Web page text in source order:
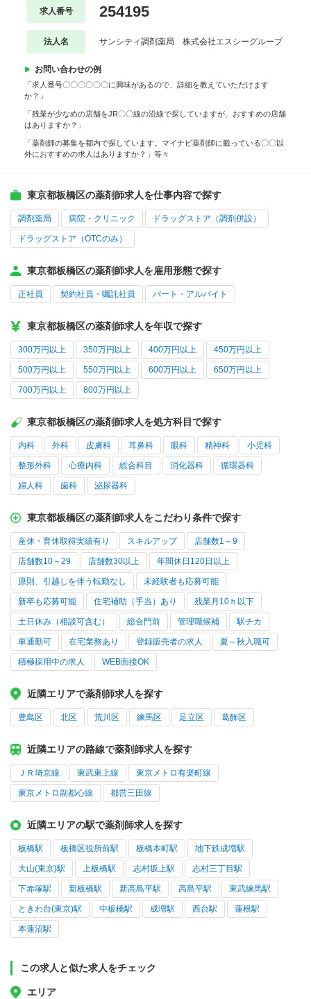
求人番号 254195
法人名 サンシティ調剤薬局 株式会社エスシーグループ
お問い合わせの例
「求人番号〇〇〇〇〇〇に興味があるので、詳細を教えていただけます
か？」
「残業が少なめの店舗をJR〇〇線の沿線で探していますが、おすすめの店舗
はありますか？」
「薬剤師の募集を都内で探しています。マイナビ薬剤師に載っている〇〇以
外におすすめの求人はありますか？」等々
東京都板橋区の薬剤師求人を仕事内容で探す
調剤薬局 病院・クリニック ドラッグストア（調剤併設）
ドラッグストア（OTCのみ）
東京都板橋区の薬剤師求人を雇用形態で探す
正社員 契約社員・嘱託社員 パート・アルバイト
東京都板橋区の薬剤師求人を年収で探す
300万円以上 350万円以上 400万円以上 450万円以上
500万円以上 550万円以上 600万円以上 650万円以上
700万円以上 800万円以上
東京都板橋区の薬剤師求人を処方科目で探す
内科 外科 皮膚科 耳鼻科 眼科 精神科 小児科
整形外科 心療内科 総合科目 消化器科 循環器科
婦人科 歯科 泌尿器科
東京都板橋区の薬剤師求人をこだわり条件で探す
産休・育休取得実績有り スキルアップ 店舗数1～9
店舗数10～29 店舗数30以上 年間休日120日以上
原則、引越しを伴う転勤なし 未経験者も応募可能
新卒も応募可能 住宅補助（手当）あり 残業月10ｈ以下
土日休み（相談可含む） 総合門前 管理職候補 駅チカ
車通勤可 在宅業務あり 登録販売者の求人 夏～秋入職可
積極採用中の求人 WEB面接OK
近隣エリアで薬剤師求人を探す
豊島区 北区 荒川区 練馬区 足立区 葛飾区
近隣エリアの路線で薬剤師求人を探す
ＪＲ埼京線 東武東上線 東京メトロ有楽町線
東京メトロ副都心線 都営三田線
近隣エリアの駅で薬剤師求人を探す
板橋駅 板橋区役所前駅 板橋本町駅 地下鉄成増駅
大山(東京)駅 上板橋駅 志村坂上駅 志村三丁目駅
下赤塚駅 新板橋駅 新高島平駅 高島平駅 東武練馬駅
ときわ台(東京)駅 中板橋駅 成増駅 西台駅 蓮根駅
本蓮沼駅
この求人と似た求人をチェック
エリア